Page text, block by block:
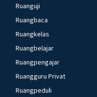
Ruanguji
Ruangbaca
Ruangkelas
Ruangbelajar
Ruangpengajar
Ruangguru Privat
Ruangpeduli